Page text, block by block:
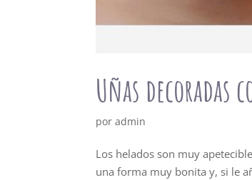
Uñas decoradas
poradmin
Los helados son muy
una forma muy bonita y, si le